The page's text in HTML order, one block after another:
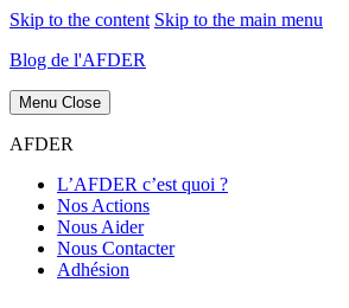
Skip to the content Skip to the main menu
Blog de l'AFDER
Menu Close
AFDER
L’AFDER c’est quoi ?
Nos Actions
Nous Aider
Nous Contacter
Adhésion